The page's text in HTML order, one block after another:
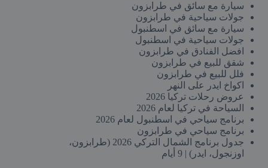
سيارة مع سائق في طرابزون
جولات سياحية في طرابزون
سيارة مع سائق في اسطنبول
جولات سياحية في اسطنبول
افضل الفنادق في طرابزون
شقق للبيع في طرابزون
فلل للبيع في طرابزون
اكواخ ايدر على النهر
عروض رحلات تركيا 2026
السياحة في تركيا لعام 2026
برنامج سياحي في اسطنبول لعام 2026
برنامج سياحي في طرابزون
جدول برنامج الشمال التركي 2026 (طرابزون،
اوزنجول، ايدر) | 9 أيام